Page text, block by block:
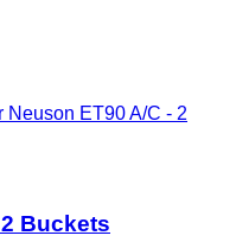
Neuson ET90 A/C - 2
Buckets